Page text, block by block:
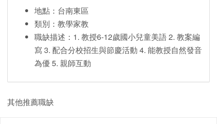
地點：台南東區
類別：教學家教
職缺描述：1. 教授6-12歲國小兒童美語 2. 教案編
寫 3. 配合分校招生與節慶活動 4. 能教授自然發音
為優 5. 親師互動
其他推薦職缺